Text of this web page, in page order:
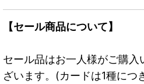
【セール商品について】
セール品はお一人様がご購
ざいます。(カードは1種につ